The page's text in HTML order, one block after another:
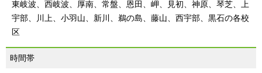
東岐波、西岐波、厚南、常盤、恩田、岬、見初、神原、琴芝、上
宇部、川上、小羽山、新川、鵜の島、藤山、西宇部、黒石の各校
区
時間帯